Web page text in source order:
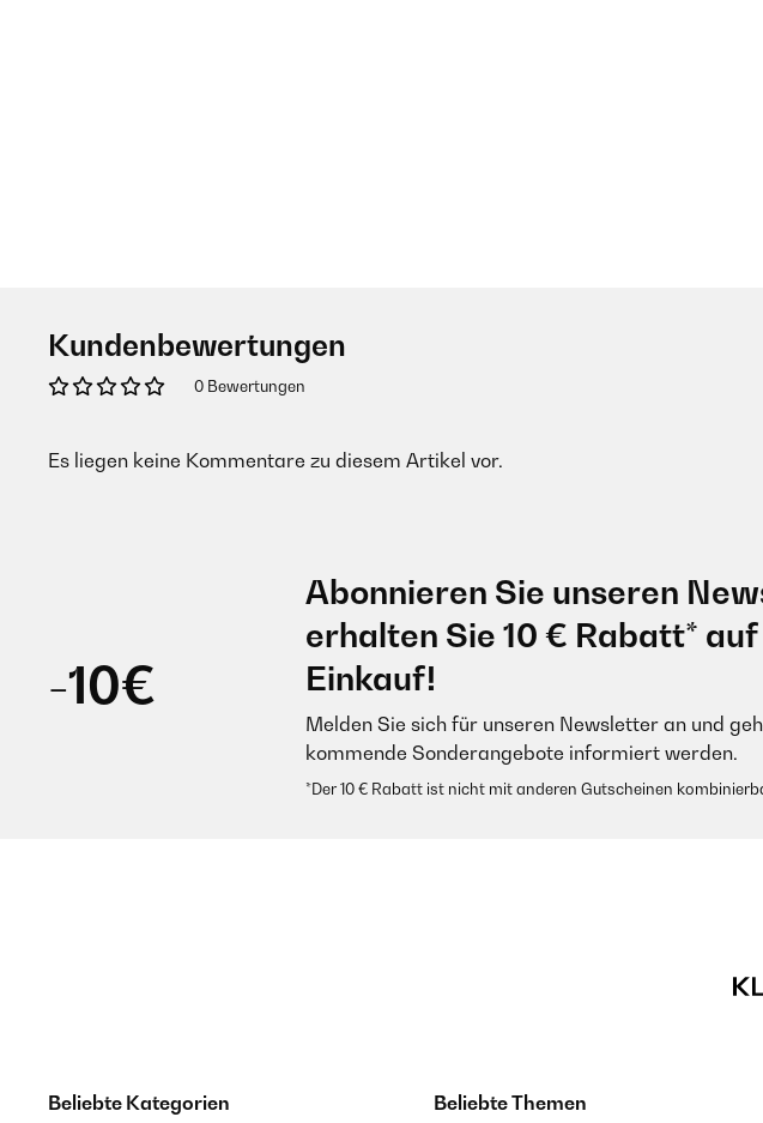
Kundenbewertungen
0 Bewertungen
Es liegen keine Kommentare zu diesem Artikel vor.
-10€
Abonnieren Sie unseren
erhalten Sie 10 € Rabatt*
Einkauf!
Melden Sie sich für unseren Newsletter an und
kommende Sonderangebote informiert werden.
*Der 10 € Rabatt ist nicht mit anderen Gutscheinen
Beliebte Kategorien
Beliebte Themen